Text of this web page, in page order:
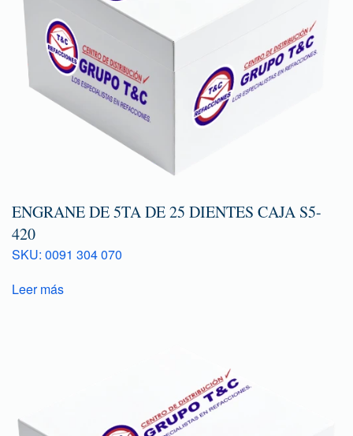
ENGRANE DE 5TA DE 25 DIENTES CAJA S5-
420
SKU: 0091 304 070
Leer más